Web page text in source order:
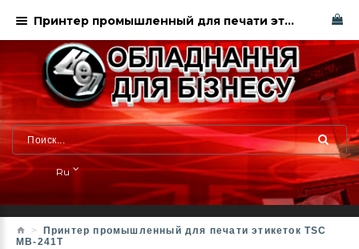
Ru
Принтер промышленный для печати этикеток TSC
MB-241T
Принтер промышленный для печати этикеток TSC MB-241T